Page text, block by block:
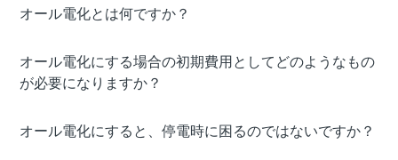
オール電化とは何ですか？
オール電化にする場合の初期費用としてどのようなもの
が必要になりますか？
オール電化にすると、停電時に困るのではないですか？